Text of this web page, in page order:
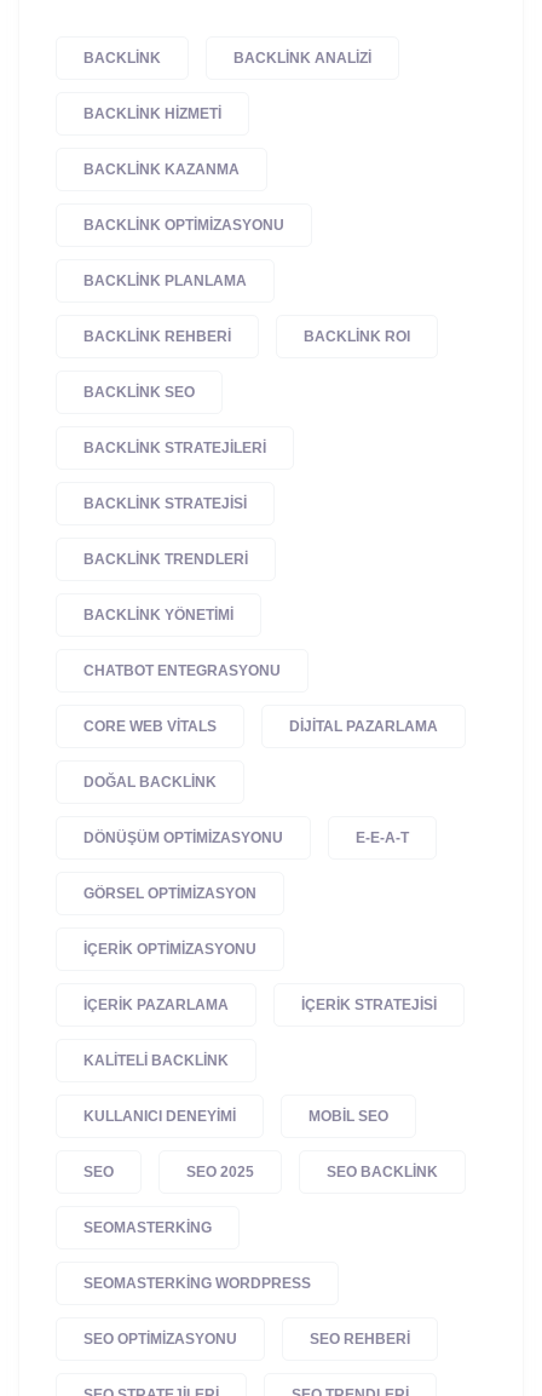
BACKLINK BACKLINK ANALIZI
BACKLINK HIZMETI
BACKLINK KAZANMA
BACKLINK OPTIMIZASYONU
BACKLINK PLANLAMA
BACKLINK REHBERI BACKLINK ROI
BACKLINK SEO
BACKLINK STRATEJILERI
BACKLINK STRATEJISI
BACKLINK TRENDLERI
BACKLINK YÖNETIMI
CHATBOT ENTEGRASYONU
CORE WEB VITALS DIJITAL PAZARLAMA
DOĞAL BACKLINK
DÖNÜŞÜM OPTIMIZASYONU E-E-A-T
GÖRSEL OPTIMIZASYON
IÇERIK OPTIMIZASYONU
IÇERIK PAZARLAMA IÇERIK STRATEJISI
KALITELI BACKLINK
KULLANICI DENEYIMI MOBIL SEO
SEO SEO 2025 SEO BACKLINK
SEOMASTERKING
SEOMASTERKING WORDPRESS
SEO OPTIMIZASYONU SEO REHBERI